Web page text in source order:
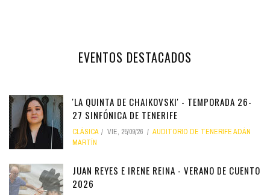
EVENTOS DESTACADOS
'LA QUINTA DE CHAIKOVSKI' - TEMPORADA 26-
27 SINFÓNICA DE TENERIFE
CLÁSICA VIE, 25/09/26
AUDITORIO DE TENERIFE ADÁN
MARTÍN
JUAN REYES E IRENE REINA - VERANO DE CUENTO
2026